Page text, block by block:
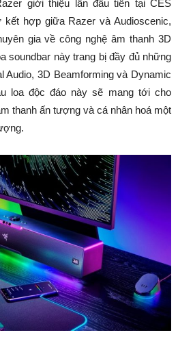
giới thiệu lần đầu tiên tại CES
hợp giữa Razer và Audioscenic,
gia về công nghệ âm thanh 3D
soundbar này trang bị đầy đủ những
Audio, 3D Beamforming và Dynamic
loa độc đáo này sẽ mang tới cho
thanh ấn tượng và cá nhân hoá một